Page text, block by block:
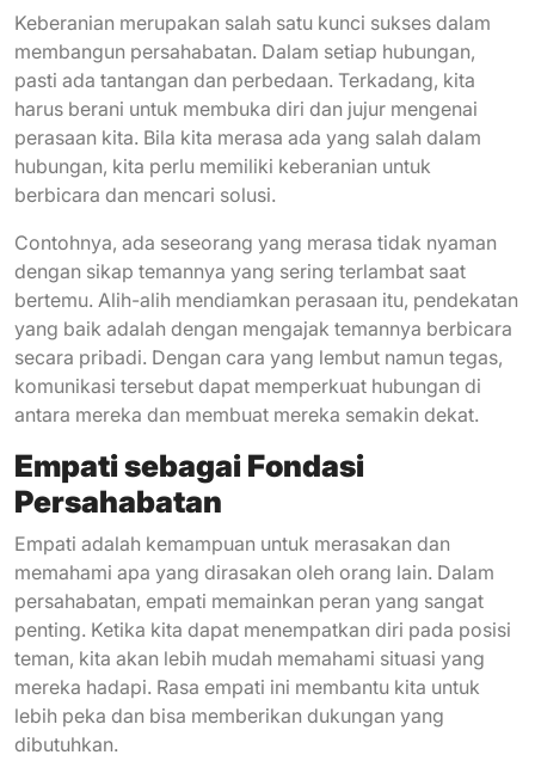
Keberanian merupakan salah satu kunci sukses dalam
membangun persahabatan. Dalam setiap hubungan,
pasti ada tantangan dan perbedaan. Terkadang, kita
harus berani untuk membuka diri dan jujur mengenai
perasaan kita. Bila kita merasa ada yang salah dalam
hubungan, kita perlu memiliki keberanian untuk
berbicara dan mencari solusi.
Contohnya, ada seseorang yang merasa tidak nyaman
dengan sikap temannya yang sering terlambat saat
bertemu. Alih-alih mendiamkan perasaan itu, pendekatan
yang baik adalah dengan mengajak temannya berbicara
secara pribadi. Dengan cara yang lembut namun tegas,
komunikasi tersebut dapat memperkuat hubungan di
antara mereka dan membuat mereka semakin dekat.
Empati sebagai Fondasi
Persahabatan
Empati adalah kemampuan untuk merasakan dan
memahami apa yang dirasakan oleh orang lain. Dalam
persahabatan, empati memainkan peran yang sangat
penting. Ketika kita dapat menempatkan diri pada posisi
teman, kita akan lebih mudah memahami situasi yang
mereka hadapi. Rasa empati ini membantu kita untuk
lebih peka dan bisa memberikan dukungan yang
dibutuhkan.